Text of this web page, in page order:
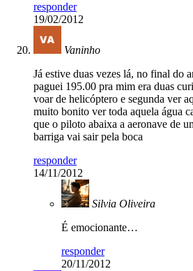
responder
19/02/2012
Vaninho
Já estive duas vezes lá, no final do
paguei 195.00 pra mim era duas
voar de helicóptero e segunda ver
muito bonito ver toda aquela água
que o piloto abaixa a aeronave de
barriga vai sair pela boca
responder
14/11/2012
Silvia Oliveira
É emocionante…
responder
20/11/2012